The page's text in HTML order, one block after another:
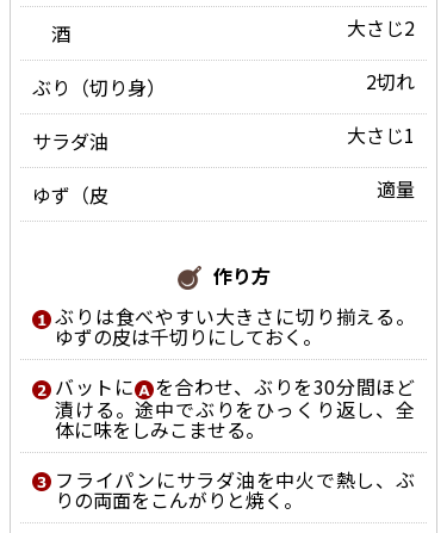
酒 大さじ2
ぶり（切り身） 2切れ
サラダ油 大さじ1
ゆず（皮 適量
作り方
ぶりは食べやすい大きさに切り揃える。
ゆずの皮は千切りにしておく。
バットに
を合わせ、ぶりを30分間ほど
漬ける。途中でぶりをひっくり返し、全
体に味をしみこませる。
フライパンにサラダ油を中火で熱し、ぶ
りの両面をこんがりと焼く。